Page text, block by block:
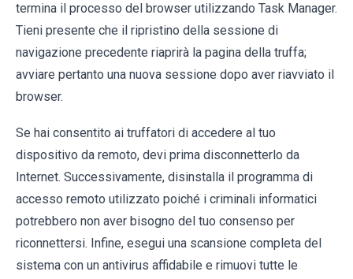
termina il processo del browser utilizzando Task Manager.
Tieni presente che il ripristino della sessione di
navigazione precedente riaprirà la pagina della truffa;
avviare pertanto una nuova sessione dopo aver riavviato il
browser.
Se hai consentito ai truffatori di accedere al tuo
dispositivo da remoto, devi prima disconnetterlo da
Internet. Successivamente, disinstalla il programma di
accesso remoto utilizzato poiché i criminali informatici
potrebbero non aver bisogno del tuo consenso per
riconnettersi. Infine, esegui una scansione completa del
sistema con un antivirus affidabile e rimuovi tutte le